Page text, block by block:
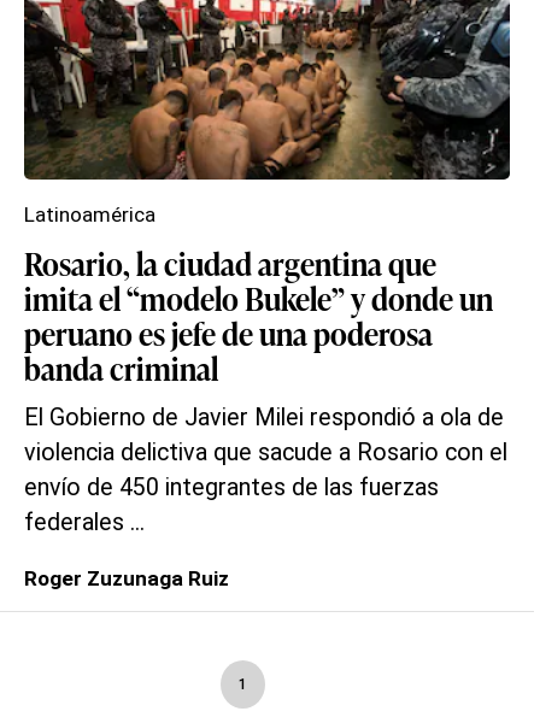
Rosario, la ciudad argentina que
imita el “modelo Bukele” y donde un
peruano es jefe de una poderosa
banda criminal
El Gobierno de Javier Milei respondió a ola de
violencia delictiva que sacude a Rosario con el
envío de 450 integrantes de las fuerzas
federales ...
Latinoamérica
Roger Zuzunaga Ruiz
1